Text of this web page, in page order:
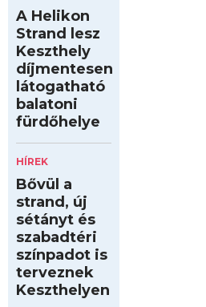
A Helikon
Strand lesz
Keszthely
díjmentesen
látogatható
balatoni
fürdőhelye
HÍREK
Bővül a
strand, új
sétányt és
szabadtéri
színpadot is
terveznek
Keszthelyen